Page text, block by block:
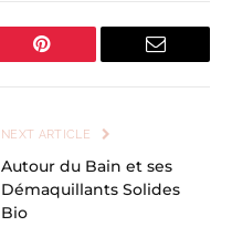
Pinterest Email
NEXT ARTICLE
Autour du Bain et ses
Démaquillants Solides
Bio